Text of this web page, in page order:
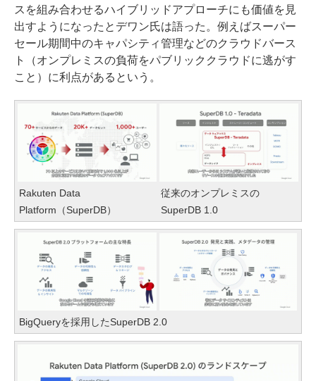
スを組み合わせるハイブリッドアプローチにも価値を見
出すようになったとデワン氏は語った。例えばスーパー
セール期間中のキャパシティ管理などのクラウドバース
ト（オンプレミスの負荷をパブリッククラウドに逃がす
こと）に利点があるという。
Rakuten Data
Platform（SuperDB）
従来のオンプレミスの
SuperDB 1.0
BigQueryを採用したSuperDB 2.0